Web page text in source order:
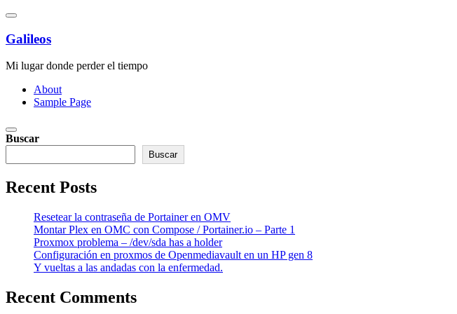
Saltar
contenido
Galileos
Mi lugar donde perder el tiempo
About
Sample Page
Buscar
Buscar
Recent Posts
Resetear la contraseña de Portainer en OMV
Montar Plex en OMC con Compose / Portainer.io – Parte 1
Proxmox problema – /dev/sda has a holder
Configuración en proxmos de Openmediavault en un HP gen 8
Y vueltas a las andadas con la enfermedad.
Recent Comments